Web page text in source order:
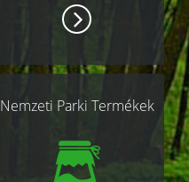
Nemzeti Parki Termékek